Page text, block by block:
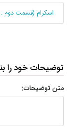
اسکرام (قسمت دوم :
توضیحات خود را
متن توضیحات: